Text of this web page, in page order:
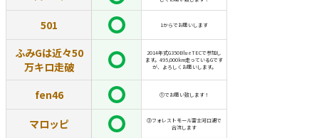
501 1からでお願いします
ふみGは近々50
万キロ走破
2014年式G350BlueTECで参加し
ます。495,000km走っているGです
が、よろしくお願いします。
fen46 ①でお願い致します！
マロッピ
③フォレストモール富士河口湖で
合流します